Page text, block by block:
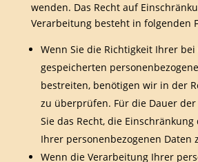
wenden. Das Recht auf
Verarbeitung besteht in folgenden
Wenn Sie die Richtigkeit Ihrer bei
gespeicherten
bestreiten, benötigen wir in der
zu überprüfen. Für die Dauer
Sie das Recht, die
Ihrer personenbezogenen Daten
Wenn die Verarbeitung Ihrer